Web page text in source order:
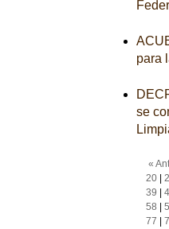
para
se
«
20|
39
58
77